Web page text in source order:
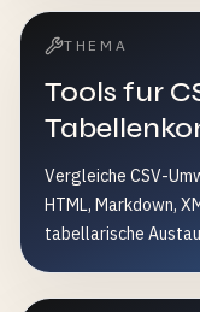
THEMA
Tools fur
Vergleiche CSV-
HTML, Markdown,
tabellarische